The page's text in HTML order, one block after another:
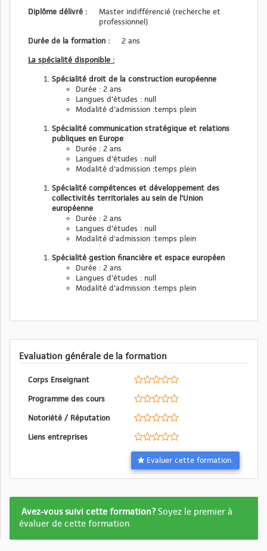
Diplôme délivré :
Master indifférencié (recherche et
professionnel)
Durée de la formation :
2 ans
La spécialité disponible :
Spécialité droit de la construction européenne
Durée : 2 ans
Langues d'études : null
Modalité d'admission :temps plein
Spécialité communication stratégique et relations
publiques en Europe
Durée : 2 ans
Langues d'études : null
Modalité d'admission :temps plein
Spécialité compétences et développement des
collectivités territoriales au sein de l'Union
européenne
Durée : 2 ans
Langues d'études : null
Modalité d'admission :temps plein
Spécialité gestion financière et espace européen
Durée : 2 ans
Langues d'études : null
Modalité d'admission :temps plein
Evaluation générale de la formation
Corps Enseignant
Programme des cours
Notoriété / Réputation
Liens entreprises
Evaluer cette formation.
Formation
pas
Avez-vous suivi cette formation?Soyez le premier à
évaluer de cette formation